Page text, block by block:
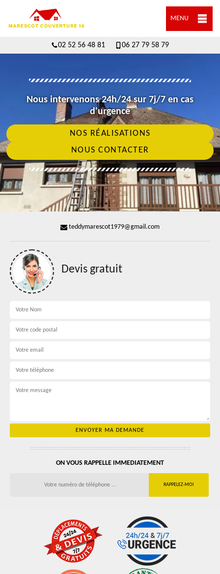
MENU
02 52 56 48 81 06 27 79 58 79
Nous intervenons 24h/24 sur 7j/7 en cas
d'urgence
NOS RÉALISATIONS
NOUS CONTACTER
teddymarescot1979@gmail.com
Devis gratuit
ON VOUS RAPPELLE IMMEDIATEMENT